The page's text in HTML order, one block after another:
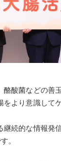
酸菌などの善
より意識して
続的な情報発
。